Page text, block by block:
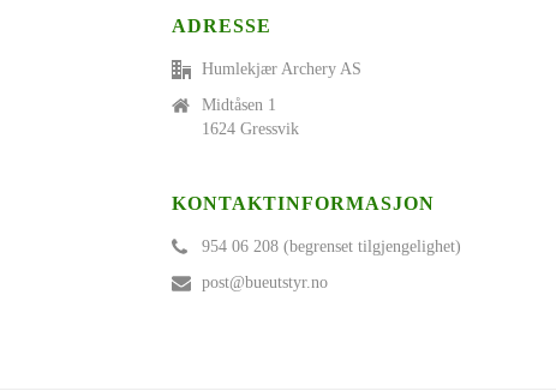
ADRESSE
Humlekjær Archery AS
Midtåsen 1
1624 Gressvik
KONTAKTINFORMASJON
954 06 208 (begrenset tilgjengelighet)
post@bueutstyr.no